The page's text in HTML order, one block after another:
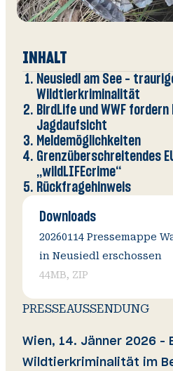
INHALT
Neusiedl am See –
Wildtierkriminalität
BirdLife und WWF
Jagdaufsicht
Meldemöglichkeiten
Grenzüberschreitendes
„wildLIFEcrime“
Rückfragehinweis
Downloads
20260114 Pressemappe
in Neusiedl erschossen
44MB, ZIP
PRESSEAUSSENDUNG
Wien, 14. Jänner 2026 –
Wildtierkriminalität im